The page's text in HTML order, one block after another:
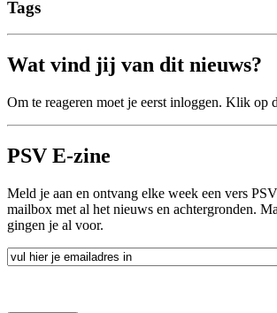
Tags
Wat vind jij van dit nieuws?
Om te reageren moet je eerst inloggen. Klik op
PSV E-zine
Meld je aan en ontvang elke week een vers
mailbox met al het nieuws en achtergronden.
gingen je al voor.